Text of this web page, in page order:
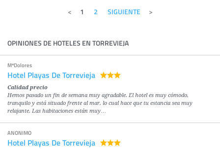
1 2 SIGUIENTE
OPINIONES DE HOTELES EN TORREVIEJA
MªDolores
Hotel Playas De Torrevieja
Calidad precio
Hemos pasado un fin de semana muy agradable. El hotel es muy cómodo,
tranquilo y está situado frente al mar, lo cual hace que tu estancia sea muy
relajante. Las habitaciones están muy…
ANONIMO
Hotel Playas De Torrevieja